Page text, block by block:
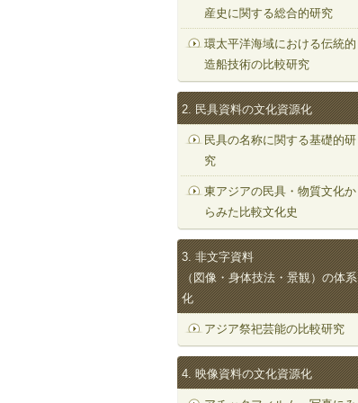
産史に関する総合的研究
環太平洋海域における伝統的
造船技術の比較研究
2. 民具資料の文化資源化
民具の名称に関する基礎的研
究
東アジアの民具・物質文化か
らみた比較文化史
3. 非文字資料
（図像・身体技法・景観）の体系
化
アジア祭祀芸能の比較研究
4. 映像資料の文化資源化